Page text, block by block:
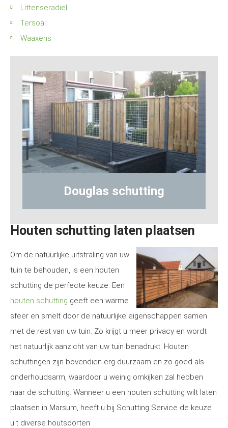
Littenseradiel
Tersoal
Waaxens
Hout-betonschutting
Houten schutting laten plaatsen
Om de natuurlijke uitstraling van uw
tuin te behouden, is een houten
schutting de perfecte keuze. Een
houten schutting geeft een warme
sfeer en smelt door de natuurlijke eigenschappen samen
met de rest van uw tuin. Zo krijgt u meer privacy en wordt
het natuurlijk aanzicht van uw tuin benadrukt. Houten
schuttingen zijn bovendien erg duurzaam en zo goed als
onderhoudsarm, waardoor u weinig omkijken zal hebben
naar de schutting. Wanneer u een houten schutting wilt laten
plaatsen in Marsum, heeft u bij Schutting Service de keuze
uit diverse houtsoorten: